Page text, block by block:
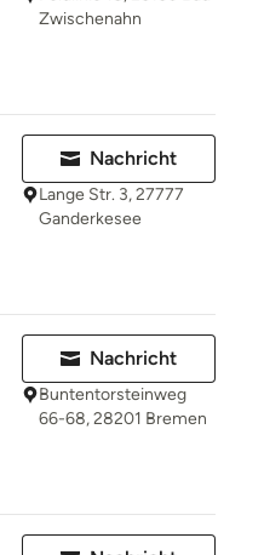
Zwischenahn
Nachricht
Lange Str. 3, 27777
Ganderkesee
Nachricht
Buntentorsteinweg
66-68, 28201 Bremen